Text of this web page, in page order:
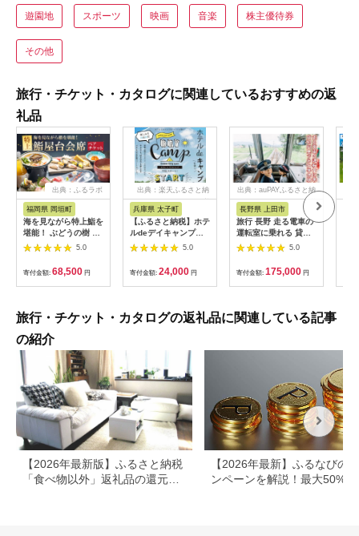
遊園地 スポーツ 映画 音楽 株主優待券
その他
旅行・チケット・カタログに関連しているおすすめの返
礼品
出典：ふるラボ
福岡県 岡垣町
海を見ながら特上鮨を
堪能！ ぶどうの樹 鮨
屋台ペア お食事券 海
鮮 海 屋台 食事 ペア
福岡県 岡垣町
5.0
寄付金額: 68,500 円
出典：楽天ふるさと納
税
兵庫県 太子町
【ふるさと納税】ホテ
ルdeデイキャンプ体
験チケット
【1364991】
5.0
寄付金額: 24,000 円
出典：auPAYふるさと納
長野県 上田市
旅行 長野 走る電車の
運転室に乗れる 貸切
列車でお仕事体験 体
験 チケット 電車 鉄道
列車 サービス 子供 子
ども こども 家族 長野
県
5.0
寄付金額: 175,000 円
旅行・チケット・カタログの返礼品に関連している記事
の紹介
【2026年最新版】ふるさと納税
「食べ物以外」返礼品の還元率
【2026年最新】ふるなびの
ンペーンを解説！最大50%還